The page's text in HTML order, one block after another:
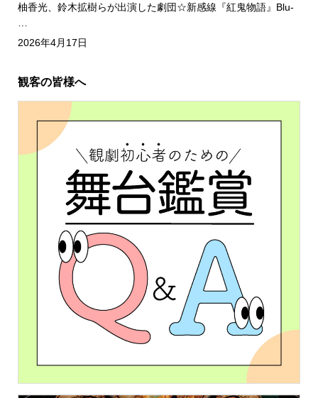
柚香光、鈴木拡樹らが出演した劇団☆新感線『紅鬼物語』Blu-
…
2026年4月17日
観客の皆様へ